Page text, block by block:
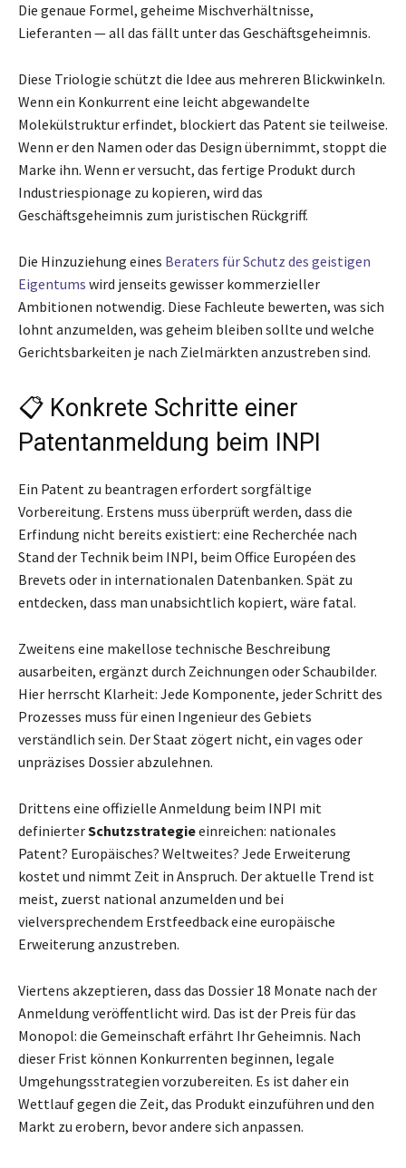
Die genaue Formel, geheime Mischverhältnisse,
Lieferanten — all das fällt unter das Geschäftsgeheimnis.
Diese Triologie schützt die Idee aus mehreren Blickwinkeln.
Wenn ein Konkurrent eine leicht abgewandelte
Molekülstruktur erfindet, blockiert das Patent sie teilweise.
Wenn er den Namen oder das Design übernimmt, stoppt die
Marke ihn. Wenn er versucht, das fertige Produkt durch
Industriespionage zu kopieren, wird das
Geschäftsgeheimnis zum juristischen Rückgriff.
Die Hinzuziehung eines Beraters für Schutz des geistigen
Eigentums wird jenseits gewisser kommerzieller
Ambitionen notwendig. Diese Fachleute bewerten, was sich
lohnt anzumelden, was geheim bleiben sollte und welche
Gerichtsbarkeiten je nach Zielmärkten anzustreben sind.
📋 Konkrete Schritte einer
Patentanmeldung beim INPI
Ein Patent zu beantragen erfordert sorgfältige
Vorbereitung. Erstens muss überprüft werden, dass die
Erfindung nicht bereits existiert: eine Recherchée nach
Stand der Technik beim INPI, beim Office Européen des
Brevets oder in internationalen Datenbanken. Spät zu
entdecken, dass man unabsichtlich kopiert, wäre fatal.
Zweitens eine makellose technische Beschreibung
ausarbeiten, ergänzt durch Zeichnungen oder Schaubilder.
Hier herrscht Klarheit: Jede Komponente, jeder Schritt des
Prozesses muss für einen Ingenieur des Gebiets
verständlich sein. Der Staat zögert nicht, ein vages oder
unpräzises Dossier abzulehnen.
Drittens eine offizielle Anmeldung beim INPI mit
definierterSchutzstrategieeinreichen: nationales
Patent? Europäisches? Weltweites? Jede Erweiterung
kostet und nimmt Zeit in Anspruch. Der aktuelle Trend ist
meist, zuerst national anzumelden und bei
vielversprechendem Erstfeedback eine europäische
Erweiterung anzustreben.
Viertens akzeptieren, dass das Dossier 18 Monate nach der
Anmeldung veröffentlicht wird. Das ist der Preis für das
Monopol: die Gemeinschaft erfährt Ihr Geheimnis. Nach
dieser Frist können Konkurrenten beginnen, legale
Umgehungsstrategien vorzubereiten. Es ist daher ein
Wettlauf gegen die Zeit, das Produkt einzuführen und den
Markt zu erobern, bevor andere sich anpassen.